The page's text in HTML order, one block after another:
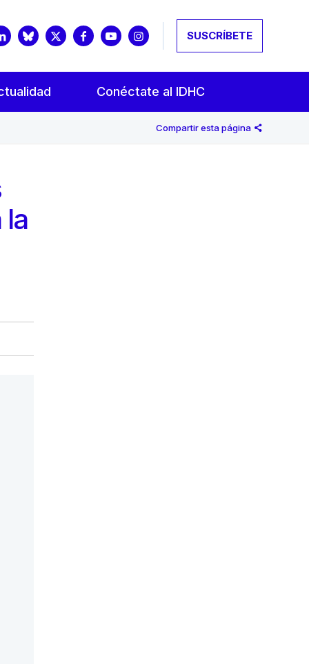
SUSCRÍBETE
Conéctate al IDHC
Compartir esta página
la